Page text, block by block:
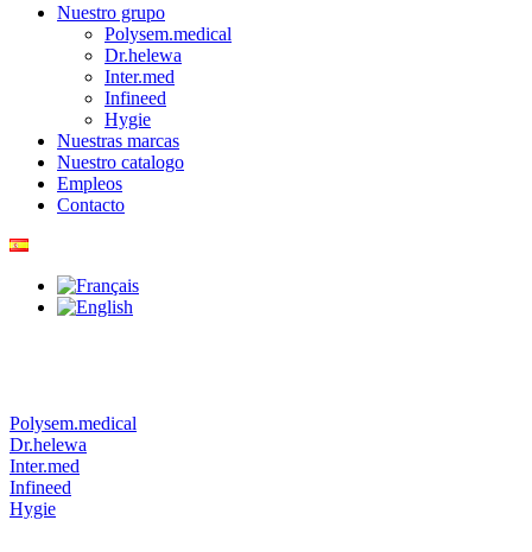
Nuestro grupo
Polysem.medical
Dr.helewa
Inter.med
Infineed
Hygie
Nuestras marcas
Nuestro catalogo
Empleos
Contacto
Polysem.medical
Dr.helewa
Inter.med
Infineed
Hygie